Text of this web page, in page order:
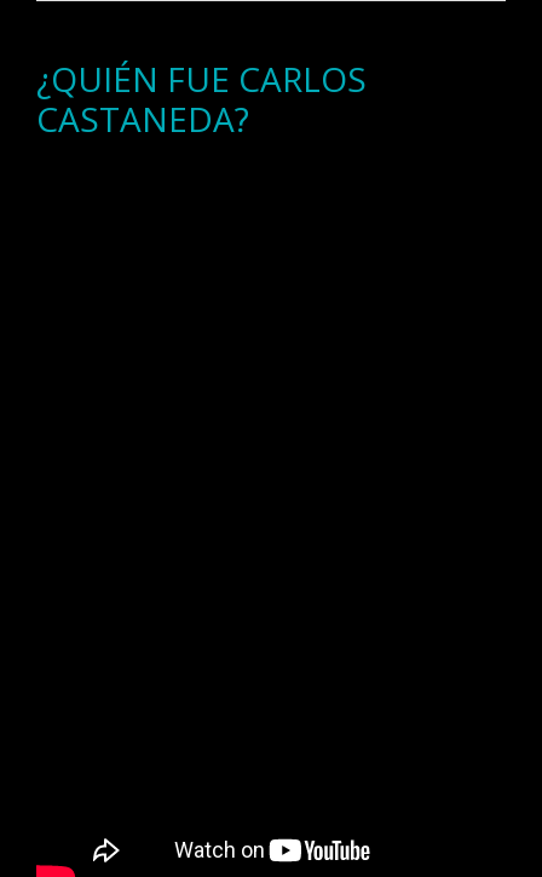
¿QUIÉN FUE CARLOS
CASTANEDA?